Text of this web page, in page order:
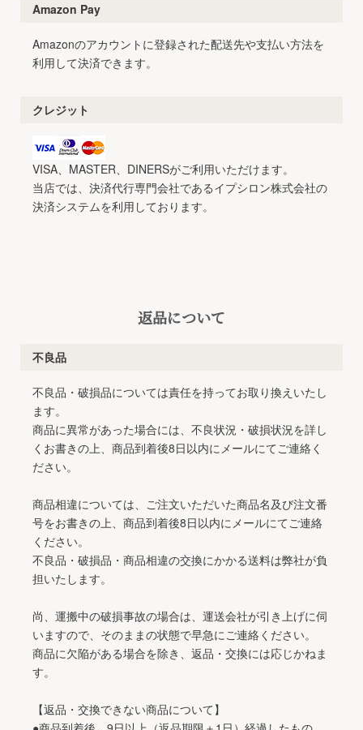
Amazon Pay
Amazonのアカウントに登録された配送先や支払い方法を
利用して決済できます。
クレジット
VISA、MASTER、DINERSがご利用いただけます。
当店では、決済代行専門会社であるイプシロン株式会社の
決済システムを利用しております。
返品について
不良品
不良品・破損品については責任を持ってお取り換えいたし
ます。
商品に異常があった場合には、不良状況・破損状況を詳し
くお書きの上、商品到着後8日以内にメールにてご連絡く
ださい。
商品相違については、ご注文いただいた商品名及び注文番
号をお書きの上、商品到着後8日以内にメールにてご連絡
ください。
不良品・破損品・商品相違の交換にかかる送料は弊社が負
担いたします。
尚、運搬中の破損事故の場合は、運送会社が引き上げに伺
いますので、そのままの状態で早急にご連絡ください。
商品に欠陥がある場合を除き、返品・交換には応じかねま
す。
【返品・交換できない商品について】